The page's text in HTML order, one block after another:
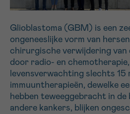
Glioblastoma (GBM) is een
ongeneeslijke vorm van
chirurgische verwijdering van
door radio- en
levensverwachting slechts 15
immuuntherapieën, dewelke
hebben teweeggebracht in de
andere kankers, blijken
Ja, stuur mij de nieuwsbrief
Ik aanvaard de
*VERPLICHT VELD
Sturen